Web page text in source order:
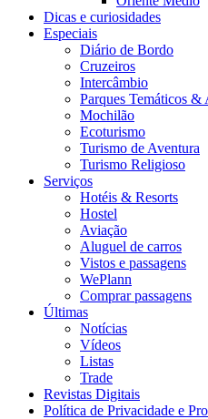
Dicas e curiosidades
Especiais
Diário de Bordo
Cruzeiros
Intercâmbio
Parques Temáticos &
Mochilão
Ecoturismo
Turismo de Aventura
Turismo Religioso
Serviços
Hotéis & Resorts
Hostel
Aviação
Aluguel de carros
Vistos e passagens
WePlann
Comprar passagens
Últimas
Notícias
Vídeos
Listas
Trade
Revistas Digitais
Política de Privacidade e